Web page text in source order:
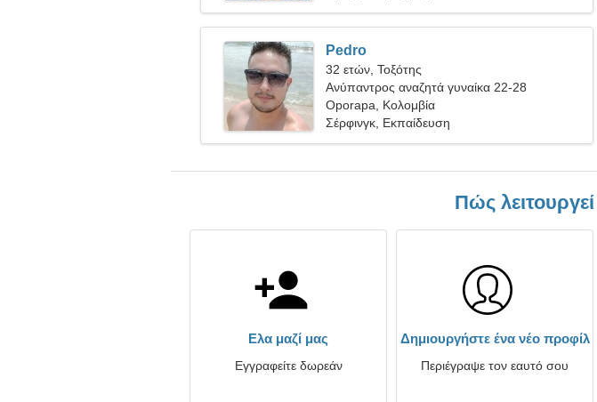
Pedro
32 ετών, Τοξότης
Ανύπαντρος αναζητά γυναίκα 22-28
Oporapa, Κολομβία
Σέρφινγκ, Εκπαίδευση
Πώς
Ελα μαζί μας
Εγγραφείτε δωρεάν
Δημιουργήστε ένα νέο προφίλ
Περιέγραψε τον εαυτό σου